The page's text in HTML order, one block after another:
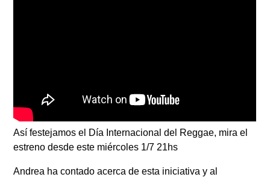
Así festejamos el Día Internacional del Reggae, mira el
estreno desde este miércoles 1/7 21hs
Andrea ha contado acerca de esta iniciativa y al